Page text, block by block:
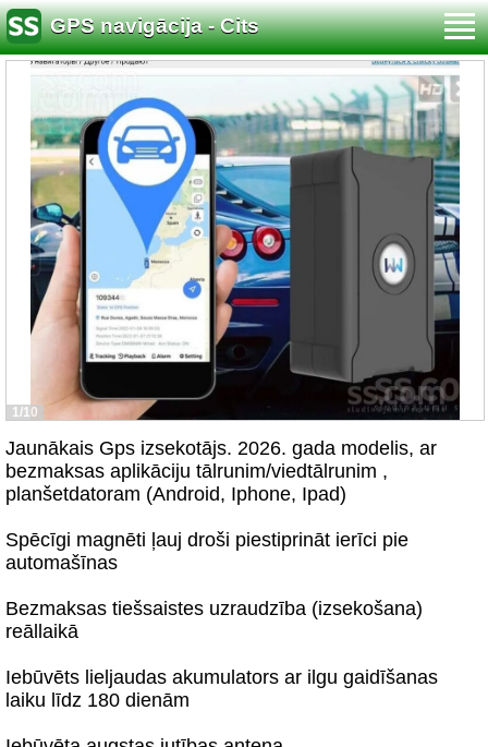
GPS navigācija - Cits
1/10
Jaunākais Gps izsekotājs. 2026. gada modelis, ar
bezmaksas aplikāciju tālrunim/viedtālrunim ,
planšetdatoram (Android, Iphone, Ipad)
Spēcīgi magnēti ļauj droši piestiprināt ierīci pie
automašīnas
Bezmaksas tiešsaistes uzraudzība (izsekošana)
reāllaikā
Iebūvēts lieljaudas akumulators ar ilgu gaidīšanas
laiku līdz 180 dienām